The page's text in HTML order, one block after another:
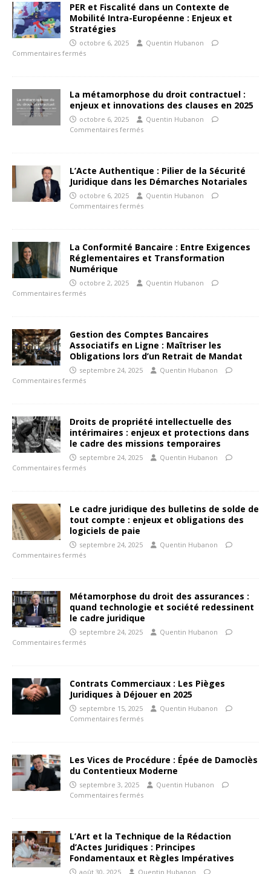
PER et Fiscalité dans un Contexte de
Mobilité Intra-Européenne : Enjeux et
Stratégies
octobre 6, 2025
Quentin Hubanon
Commentaires fermés
La métamorphose du droit contractuel :
enjeux et innovations des clauses en 2025
octobre 6, 2025
Quentin Hubanon
Commentaires fermés
L’Acte Authentique : Pilier de la Sécurité
Juridique dans les Démarches Notariales
octobre 6, 2025
Quentin Hubanon
Commentaires fermés
La Conformité Bancaire : Entre Exigences
Réglementaires et Transformation
Numérique
octobre 2, 2025
Quentin Hubanon
Commentaires fermés
Gestion des Comptes Bancaires
Associatifs en Ligne : Maîtriser les
Obligations lors d’un Retrait de Mandat
septembre 24, 2025
Quentin Hubanon
Commentaires fermés
Droits de propriété intellectuelle des
intérimaires : enjeux et protections dans
le cadre des missions temporaires
septembre 24, 2025
Quentin Hubanon
Commentaires fermés
Le cadre juridique des bulletins de solde de
tout compte : enjeux et obligations des
logiciels de paie
septembre 24, 2025
Quentin Hubanon
Commentaires fermés
Métamorphose du droit des assurances :
quand technologie et société redessinent
le cadre juridique
septembre 24, 2025
Quentin Hubanon
Commentaires fermés
Contrats Commerciaux : Les Pièges
Juridiques à Déjouer en 2025
septembre 15, 2025
Quentin Hubanon
Commentaires fermés
Les Vices de Procédure : Épée de Damoclès
du Contentieux Moderne
septembre 3, 2025
Quentin Hubanon
Commentaires fermés
L’Art et la Technique de la Rédaction
d’Actes Juridiques : Principes
Fondamentaux et Règles Impératives
août 30, 2025
Quentin Hubanon